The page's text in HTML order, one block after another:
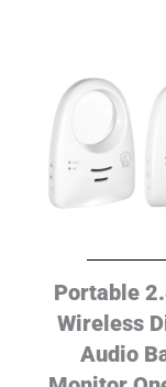
Portable
Wireless
Audio